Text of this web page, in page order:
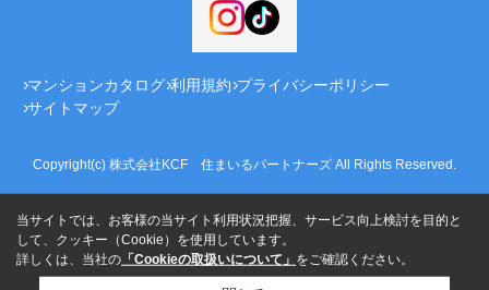
マンションカタログ 利用規約 プライバシーポリシー
サイトマップ
Copyright(c) 株式会社KCF 住まいるパートナーズ All Rights Reserved.
当サイトでは、お客様の当サイト利用状況把握、サービス向上検討を目的と
して、クッキー（Cookie）を使用しています。
詳しくは、当社の 「Cookieの取扱いについて」 をご確認ください。